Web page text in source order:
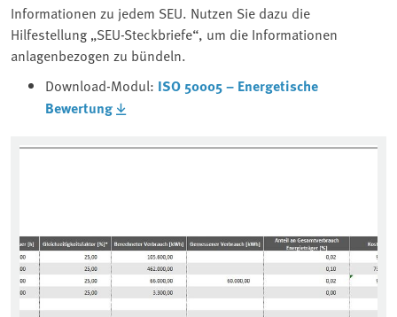
Informationen zu jedem SEU. Nutzen Sie dazu die
Hilfestellung „SEU-Steckbriefe“, um die Informationen
anlagenbezogen zu bündeln.
Download-Modul: ISO 50005 – Energetische
Bewertung